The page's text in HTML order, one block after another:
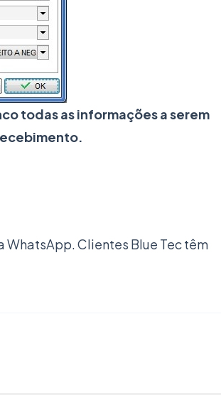
todas as informações a serem
WhatsApp. Clientes Blue Tec têm